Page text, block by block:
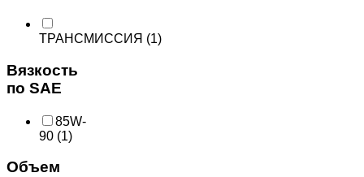
ТРАНСМИССИЯ (1)
Вязкость
по SAE
85W-
90 (1)
Объем